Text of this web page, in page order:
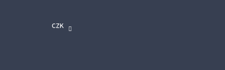
CZK